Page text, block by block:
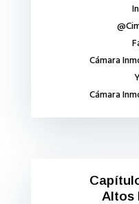
Cámara
Cámara
Altos